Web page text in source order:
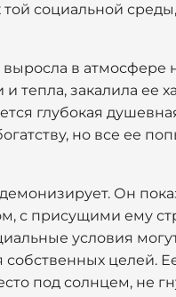
социальной
выросла в
закалила ее
глубокая
но все ее
Он
с присущими ему
условия
целей.
под солнцем, не